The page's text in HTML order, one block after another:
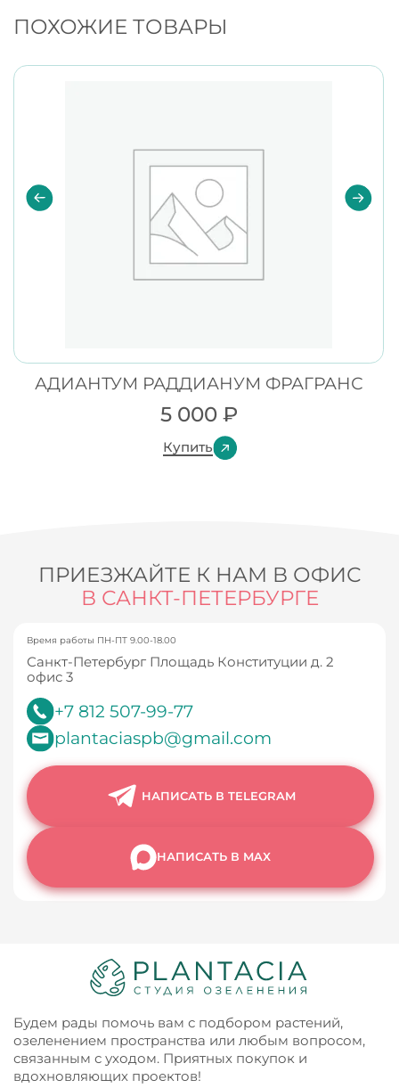
ПОХОЖИЕ ТОВАРЫ
АДИАНТУМ РАДДИАНУМ ФРАГРАНС
5 000 ₽
Купить
ПРИЕЗЖАЙТЕ К НАМ В ОФИС
В САНКТ-ПЕТЕРБУРГЕ
Время работы ПН-ПТ 9.00-18.00
Санкт-Петербург Площадь Конституции д. 2
офис 3
+7 812 507-99-77
plantaciaspb@gmail.com
НАПИСАТЬ В TELEGRAM
НАПИСАТЬ В MAX
Будем рады помочь вам с подбором растений,
озеленением пространства или любым вопросом,
связанным с уходом. Приятных покупок и
вдохновляющих проектов!